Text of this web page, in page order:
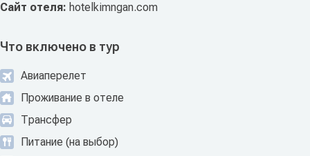
Сайт отеля: hotelkimngan.com
Что включено в тур
Авиаперелет
Проживание в отеле
Трансфер
Питание (на выбор)